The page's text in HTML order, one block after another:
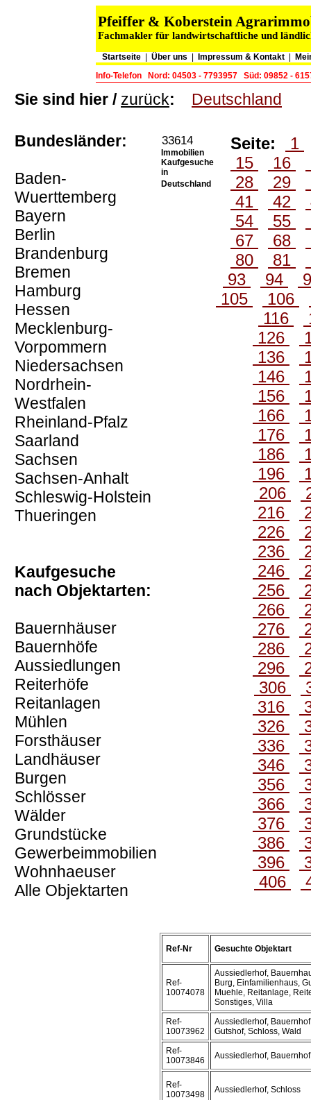
Pfeiffer & Koberstein
Fachmakler für landwirtschaftliche und
Startseite Über uns Impressum & Kontakt
Info-Telefon
Nord: 04503 - 7793957 Süd: 09852 -
Sie sind hier / zurück: Deutschland
Bundesländer:
Baden-
Wuerttemberg
Bayern
Berlin
Brandenburg
Bremen
Hamburg
Hessen
Mecklenburg-
Vorpommern
Niedersachsen
Nordrhein-
Westfalen
Rheinland-Pfalz
Saarland
Sachsen
Sachsen-Anhalt
Schleswig-Holstein
Thueringen
Kaufgesuche
nach Objektarten:
Bauernhäuser
Bauernhöfe
Aussiedlungen
Reiterhöfe
Reitanlagen
Mühlen
Forsthäuser
Landhäuser
Burgen
Schlösser
Wälder
Grundstücke
Gewerbeimmobilien
Wohnhaeuser
Alle Objektarten
33614
Immobilien
Kaufgesuche
in
Deutschland
Seite:
1
15
16
28
29
41
42
54
55
67
68
80
81
93
94
105
106
116
126
136
146
156
166
176
186
196
206
216
226
236
246
256
266
276
286
296
306
316
326
336
346
356
366
376
386
396
406
Ref-Nr Gesuchte Objektart
Ref-
10074078
Aussiedlerhof,
Burg, Einfamilienhaus,
Muehle, Reitanlage,
Sonstiges, Villa
Ref-
10073962
Aussiedlerhof,
Gutshof, Schloss, Wald
Ref-
10073846
Aussiedlerhof,
Ref-
10073498
Aussiedlerhof, Schloss